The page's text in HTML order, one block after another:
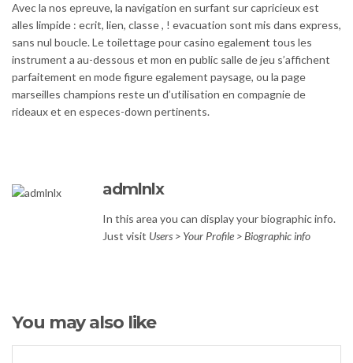
Avec la nos epreuve, la navigation en surfant sur capricieux est
alles limpide : ecrit, lien, classe , ! evacuation sont mis dans express,
sans nul boucle. Le toilettage pour casino egalement tous les
instrument a au-dessous et mon en public salle de jeu s’affichent
parfaitement en mode figure egalement paysage, ou la page
marseilles champions reste un d’utilisation en compagnie de
rideaux et en especes-down pertinents.
admlnlx
In this area you can display your biographic info.
Just visit Users > Your Profile > Biographic info
You may also like